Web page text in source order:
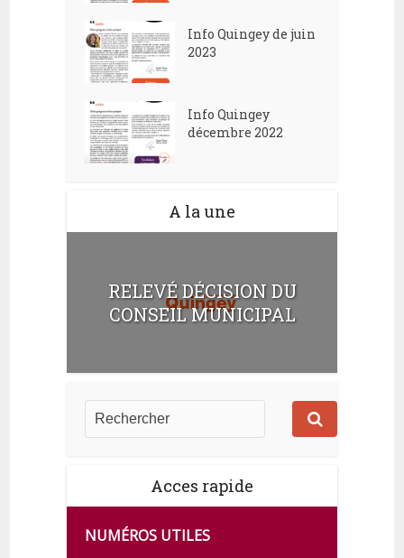
Info Quingey de juin
2023
Info Quingey
décembre 2022
A la une
RELEVÉ DÉCISION DU
CONSEIL MUNICIPAL
Acces rapide
NUMÉROS UTILES